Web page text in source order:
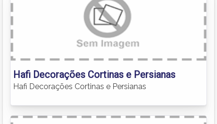
Hafi Decorações Cortinas e Persianas
Hafi Decorações Cortinas e Persianas